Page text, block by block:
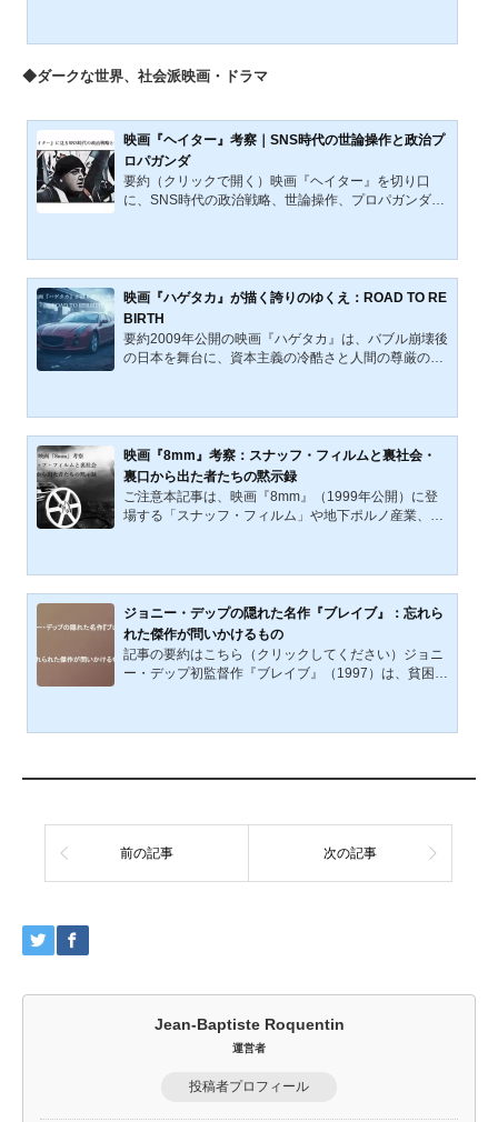
シー権、国家安全保障の必要性の間のバランスをどの
求する政治家同士の...
◆ダークな世界、社会派映画・ドラマ
映画『ヘイター』考察｜SNS時代の世論操作と政治プ
ロパガンダ
要約（クリックで開く）映画『ヘイター』を切り口
に、SNS時代の政治戦略、世論操作、プロパガンダ、
欧州政治の変化も比較し、デマ、誹謗中傷、ボット、
ターゲティング広告、炎上戦術が社会分断を拡大する
過程を検証。ハッシュタグ運動の功罪、ポピュリズ
ム、民主主義の脆弱性にも触れ、映画レビューを超え
て、現代政治とSNSの危うい関係、情報リテラシーの
必要性を読み解く内容である。選挙戦やネット言論の
現在地を考える手がかり...
映画『ハゲタカ』が描く誇りのゆくえ：ROAD TO RE
BIRTH
要約2009年公開の映画『ハゲタカ』は、バブル崩壊後
の日本を舞台に、資本主義の冷酷さと人間の尊厳の対
者・守山翔の三者を軸に、「誇り」や「再生」の意味
が問われる。本記事では、彼らの生き様を通して、現
代日本における労働・資本・倫理の再配置を論じると
ともに、2025年参院選に見られたナショナリズム的誇
りへの言及を通して、「人間としての誇り」とは何か
を根源から問い直す。はじめに：札束が飛び交う時代
の果てに2009年に...
映画『8mm』考察：スナッフ・フィルムと裏社会・
裏口から出た者たちの黙示録
ご注意本記事は、映画『8mm』（1999年公開）に登
場する「スナッフ・フィルム」や地下ポルノ産業、実
力、殺人、拷問、精神的トラウマなどに関わる表現が
含まれます。こうした描写に心理的負担を感じる可能
性のある方は、閲覧をご遠慮いただくか、十分にご留
意のうえお読みください。表の世界では、誰もが無垢
を演じ、誰もが罪を隠している。しかし一歩、地下へ
と足を踏み入れたとき、そこには欲望と暴力が制度化
された「裏の世界」が口...
ジョニー・デップの隠れた名作『ブレイブ』：忘れら
れた傑作が問いかけるもの
記事の要約はこちら（クリックしてください）ジョニ
ー・デップ初監督作『ブレイブ』（1997）は、貧困と
間を生きる物語。マーロン・ブランド演じる富豪マッ
今改めて考えたい。（日々の生活の）状況は万事休す
で先は見えない。...
前の記事 次の記事
Jean-Baptiste Roquentin
運営者
投稿者プロフィール